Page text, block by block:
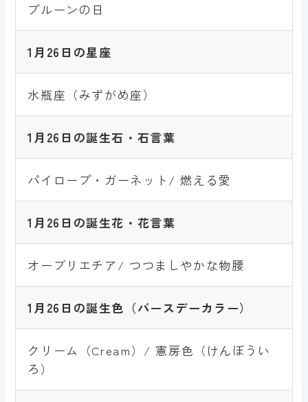
プルーンの日
1月 26 日の星座
水瓶座（みずがめ座）
1月 26 日の誕生石・石言葉
パイロープ・ガーネット/ 燃える愛
1月 26 日の誕生花・花言葉
オーブリエチア/ つつましやかな物腰
1月 26 日の誕生色 （バースデーカラー）
クリーム（Cream）/ 憲房色（けんぼうい
ろ）